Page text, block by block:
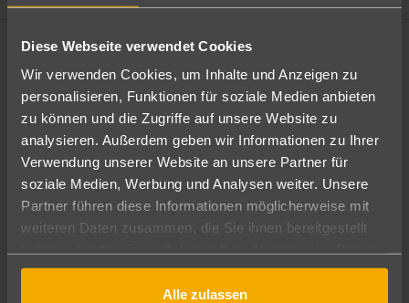
Diese Webseite verwendet Cookies
Wir verwenden Cookies, um Inhalte und Anzeigen zu
personalisieren, Funktionen für soziale Medien anbieten
zu können und die Zugriffe auf unsere Website zu
analysieren. Außerdem geben wir Informationen zu Ihrer
Verwendung unserer Website an unsere Partner für
soziale Medien, Werbung und Analysen weiter. Unsere
Partner führen diese Informationen möglicherweise mit
weiteren Daten zusammen, die Sie ihnen bereitgestellt
gesammelt haben.
Alle zulassen
Ändere die Kriterien nach deinen Wünschen
Pauschal Nur Hotel
Abflughafen
Alle Abflughäfen
12.08.26–10.08.27 7-21 Nächte